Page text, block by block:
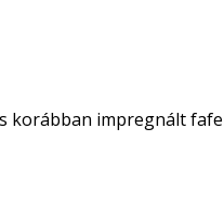
impregnált